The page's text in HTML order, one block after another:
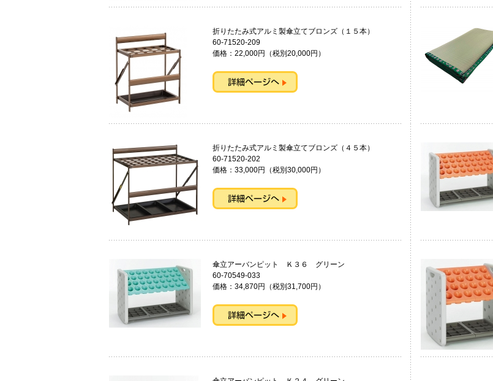
折りたたみ式アルミ製傘立てブロンズ（１５本）
60-71520-209
価格：22,000円（税別20,000円）
折りたたみ式アルミ製傘立てブロンズ（４５本）
60-71520-202
価格：33,000円（税別30,000円）
傘立アーバンピット Ｋ３６ グリーン
60-70549-033
価格：34,870円（税別31,700円）